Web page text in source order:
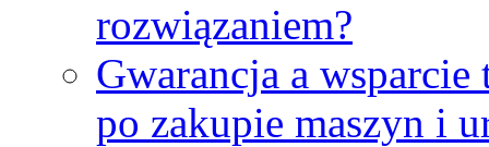
rozwiązaniem?
Gwarancja a
po zakupie maszyn i